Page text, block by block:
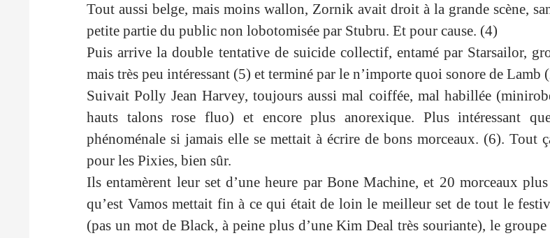
Tout aussi belge, mais moins wallon, Zornik avait droit à la grande scène,
petite partie du public non lobotomisée par Stubru. Et pour cause. (4)
Puis arrive la double tentative de suicide collectif, entamé par Starsailor,
mais très peu intéressant (5) et terminé par le n’importe quoi sonore de Lamb
Suivait Polly Jean Harvey, toujours aussi mal coiffée, mal habillée
hauts talons rose fluo) et encore plus anorexique. Plus intéressant
phénoménale si jamais elle se mettait à écrire de bons morceaux. (6). Tout
pour les Pixies, bien sûr.
Ils entamèrent leur set d’une heure par Bone Machine, et 20 morceaux
qu’est Vamos mettait fin à ce qui était de loin le meilleur set de tout le
(pas un mot de Black, à peine plus d’une Kim Deal très souriante), le